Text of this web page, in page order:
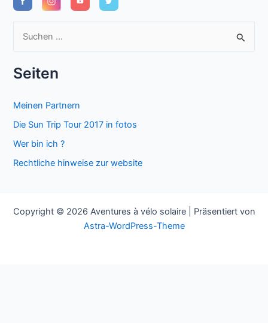
h
c
Seiten
Meinen Partnern
Die Sun Trip Tour 2017 in fotos
Wer bin ich ?
Rechtliche hinweise zur website
Copyright © 2026 Aventures à vélo solaire | Präsentiert von
Astra-WordPress-Theme